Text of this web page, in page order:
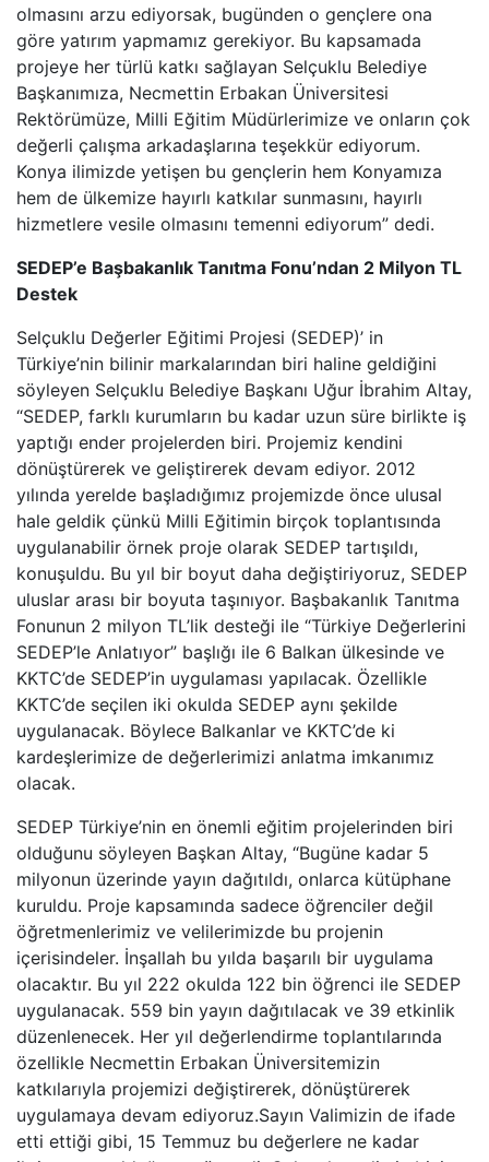
olmasını arzu ediyorsak, bugünden o gençlere ona
göre yatırım yapmamız gerekiyor. Bu kapsamada
projeye her türlü katkı sağlayan Selçuklu Belediye
Başkanımıza, Necmettin Erbakan Üniversitesi
Rektörümüze, Milli Eğitim Müdürlerimize ve onların çok
değerli çalışma arkadaşlarına teşekkür ediyorum.
Konya ilimizde yetişen bu gençlerin hem Konyamıza
hem de ülkemize hayırlı katkılar sunmasını, hayırlı
hizmetlere vesile olmasını temenni ediyorum” dedi.
SEDEP’e Başbakanlık Tanıtma Fonu’ndan 2 Milyon TL
Destek
Selçuklu Değerler Eğitimi Projesi (SEDEP)’ in
Türkiye’nin bilinir markalarından biri haline geldiğini
söyleyen Selçuklu Belediye Başkanı Uğur İbrahim Altay,
“SEDEP, farklı kurumların bu kadar uzun süre birlikte iş
yaptığı ender projelerden biri. Projemiz kendini
dönüştürerek ve geliştirerek devam ediyor. 2012
yılında yerelde başladığımız projemizde önce ulusal
hale geldik çünkü Milli Eğitimin birçok toplantısında
uygulanabilir örnek proje olarak SEDEP tartışıldı,
konuşuldu. Bu yıl bir boyut daha değiştiriyoruz, SEDEP
uluslar arası bir boyuta taşınıyor. Başbakanlık Tanıtma
Fonunun 2 milyon TL’lik desteği ile “Türkiye Değerlerini
SEDEP’le Anlatıyor” başlığı ile 6 Balkan ülkesinde ve
KKTC’de SEDEP’in uygulaması yapılacak. Özellikle
KKTC’de seçilen iki okulda SEDEP aynı şekilde
uygulanacak. Böylece Balkanlar ve KKTC’de ki
kardeşlerimize de değerlerimizi anlatma imkanımız
olacak.
SEDEP Türkiye’nin en önemli eğitim projelerinden biri
olduğunu söyleyen Başkan Altay, “Bugüne kadar 5
milyonun üzerinde yayın dağıtıldı, onlarca kütüphane
kuruldu. Proje kapsamında sadece öğrenciler değil
öğretmenlerimiz ve velilerimizde bu projenin
içerisindeler. İnşallah bu yılda başarılı bir uygulama
olacaktır. Bu yıl 222 okulda 122 bin öğrenci ile SEDEP
uygulanacak. 559 bin yayın dağıtılacak ve 39 etkinlik
düzenlenecek. Her yıl değerlendirme toplantılarında
özellikle Necmettin Erbakan Üniversitemizin
katkılarıyla projemizi değiştirerek, dönüştürerek
uygulamaya devam ediyoruz.Sayın Valimizin de ifade
etti ettiği gibi, 15 Temmuz bu değerlere ne kadar